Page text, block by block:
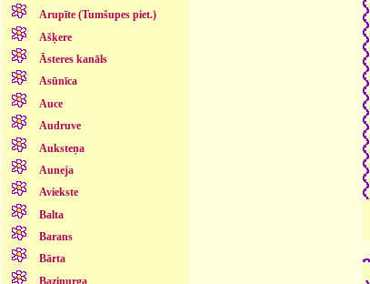
Arupīte (Tumšupes piet.)
Ašķere
Āsteres kanāls
Asūnīca
Auce
Audruve
Auksteņa
Auneja
Aviekste
Balta
Barans
Bārta
Bazinurga